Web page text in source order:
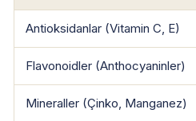
Antioksidanlar (Vitamin C, E)
Flavonoidler (Anthocyaninler)
Mineraller (Çinko, Manganez)